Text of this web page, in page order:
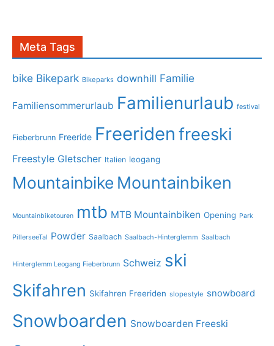
Meta Tags
bike Bikepark Bikeparks downhill Familie
Familiensommerurlaub Familienurlaub festival
Fieberbrunn Freeride Freeriden freeski
Freestyle Gletscher Italien leogang
Mountainbike Mountainbiken
Mountainbiketouren mtb MTB Mountainbiken Opening Park
PillerseeTal Powder Saalbach Saalbach-Hinterglemm Saalbach
Hinterglemm Leogang Fieberbrunn Schweiz ski
Skifahren Skifahren Freeriden slopestyle snowboard
Snowboarden Snowboarden Freeski